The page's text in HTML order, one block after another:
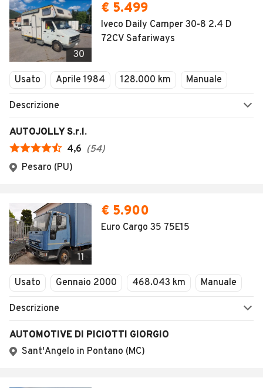
30
€ 5.499
Iveco Daily Camper 30-8 2.4 D
72CV Safariways
Usato Aprile 1984 128.000 km Manuale
Descrizione
AUTOJOLLY S.r.l.
4,6 (54)
Pesaro (PU)
11
€ 5.900
Euro Cargo 35 75E15
Usato Gennaio 2000 468.043 km Manuale
Descrizione
AUTOMOTIVE DI PICIOTTI GIORGIO
Sant'Angelo in Pontano (MC)